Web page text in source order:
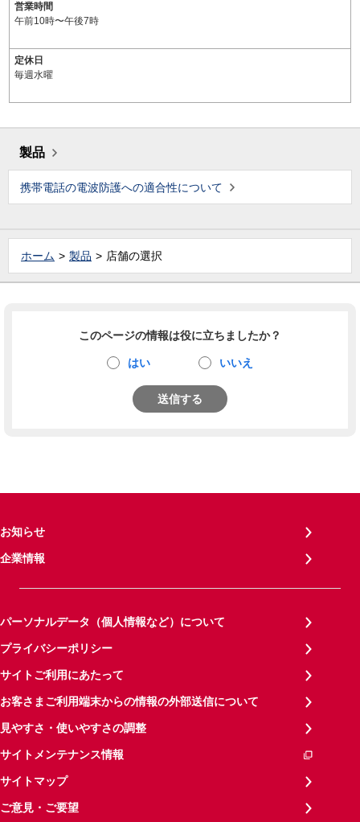
営業時間
午前10時〜午後7時
定休日
毎週水曜
製品
携帯電話の電波防護への適合性について
ホーム 製品 店舗の選択
このページの情報は役に立ちましたか？
はい いいえ
送信する
お知らせ
企業情報
パーソナルデータ（個人情報など）について
プライバシーポリシー
サイトご利用にあたって
お客さまご利用端末からの情報の外部送信について
見やすさ・使いやすさの調整
サイトメンテナンス情報
サイトマップ
ご意見・ご要望